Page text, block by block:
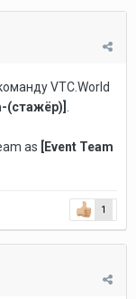
VTC.World
(стажёр)
as
[Event Team
1